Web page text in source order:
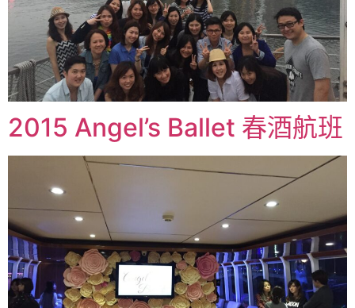
2015 Angel’s Ballet 春酒航班